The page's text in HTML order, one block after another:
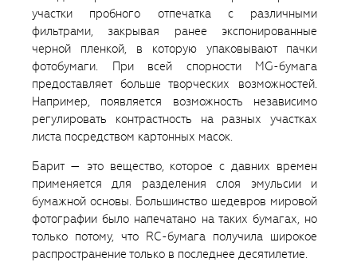
участки пробного отпечатка с различными
фильтрами, закрывая ранее экспонированные
черной пленкой, в которую упаковывают пачки
фотобумаги. При всей спорности MG-бумага
предоставляет больше творческих возможностей.
Например, появляется возможность независимо
регулировать контрастность на разных участках
листа посредством картонных масок.
Барит — это вещество, которое с давних времен
применяется для разделения слоя эмульсии и
бумажной основы. Большинство шедевров мировой
фотографии было напечатано на таких бумагах, но
только потому, что RC-бумага получила широкое
распространение только в последнее десятилетие.